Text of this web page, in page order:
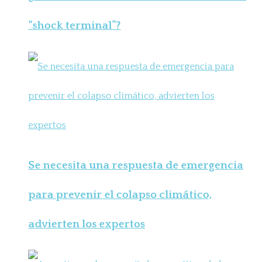
“shock terminal”?
Se necesita una respuesta de emergencia
para prevenir el colapso climático,
advierten los expertos